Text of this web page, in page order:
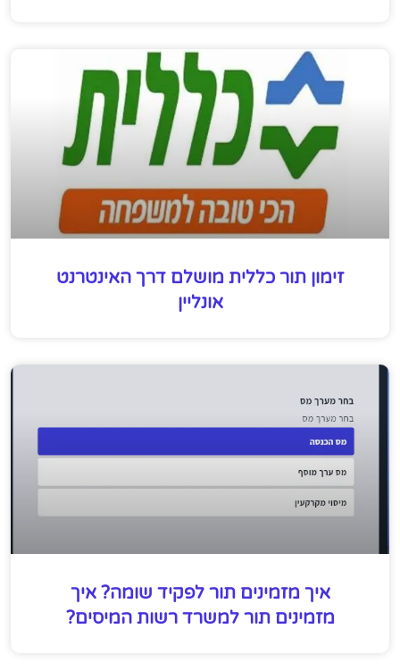
זימון תור כללית מושלם דרך האינטרנט
אונליין
איך מזמינים תור לפקיד שומה? איך
מזמינים תור למשרד רשות המיסים?